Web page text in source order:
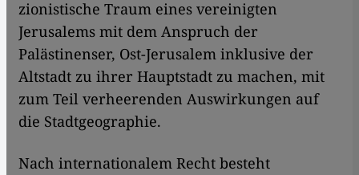
zionistische Traum eines vereinigten
Jerusalems mit dem Anspruch der
Palästinenser, Ost-Jerusalem inklusive der
Altstadt zu ihrer Hauptstadt zu machen, mit
zum Teil verheerenden Auswirkungen auf
die Stadtgeographie.
Nach internationalem Recht besteht